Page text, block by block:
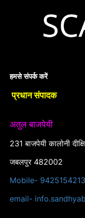
हमसे संपर्क करें
प्रधान संपादक
अतुल बाजपेयी
231 बाजपेयी कालोनी
जबलपुर 482002
Mobile- 9425154213
email-